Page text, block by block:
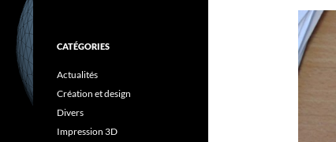
CATÉGORIES
Actualités
Création et design
Divers
Impression 3D